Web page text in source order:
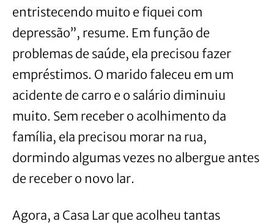
entristecendo muito e fiquei com
depressão”, resume. Em função de
problemas de saúde, ela precisou fazer
empréstimos. O marido faleceu em um
acidente de carro e o salário diminuiu
muito. Sem receber o acolhimento da
família, ela precisou morar na rua,
dormindo algumas vezes no albergue antes
de receber o novo lar.
Agora, a Casa Lar que acolheu tantas